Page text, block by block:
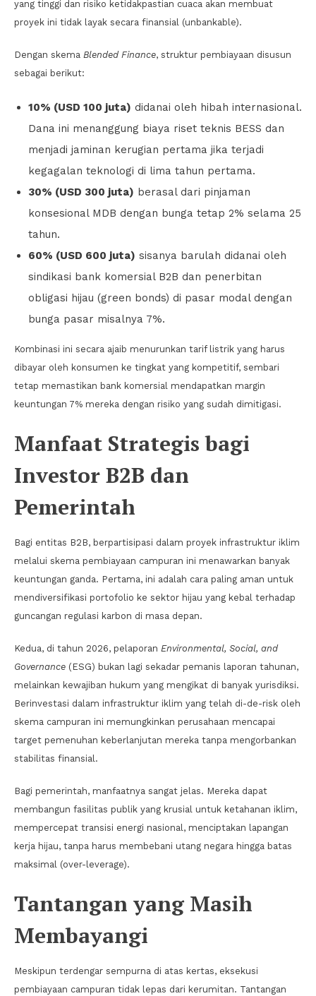
yang tinggi dan risiko ketidakpastian cuaca akan membuat
proyek ini tidak layak secara finansial (unbankable).
Dengan skema Blended Finance, struktur pembiayaan disusun
sebagai berikut:
10% (USD 100 juta) didanai oleh hibah internasional.
Dana ini menanggung biaya riset teknis BESS dan
menjadi jaminan kerugian pertama jika terjadi
kegagalan teknologi di lima tahun pertama.
30% (USD 300 juta) berasal dari pinjaman
konsesional MDB dengan bunga tetap 2% selama 25
tahun.
60% (USD 600 juta) sisanya barulah didanai oleh
sindikasi bank komersial B2B dan penerbitan
obligasi hijau (green bonds) di pasar modal dengan
bunga pasar misalnya 7%.
Kombinasi ini secara ajaib menurunkan tarif listrik yang harus
dibayar oleh konsumen ke tingkat yang kompetitif, sembari
tetap memastikan bank komersial mendapatkan margin
keuntungan 7% mereka dengan risiko yang sudah dimitigasi.
Manfaat Strategis bagi
Investor B2B dan
Pemerintah
Bagi entitas B2B, berpartisipasi dalam proyek infrastruktur iklim
melalui skema pembiayaan campuran ini menawarkan banyak
keuntungan ganda. Pertama, ini adalah cara paling aman untuk
mendiversifikasi portofolio ke sektor hijau yang kebal terhadap
guncangan regulasi karbon di masa depan.
Kedua, di tahun 2026, pelaporan Environmental, Social, and
Governance (ESG) bukan lagi sekadar pemanis laporan tahunan,
melainkan kewajiban hukum yang mengikat di banyak yurisdiksi.
Berinvestasi dalam infrastruktur iklim yang telah di-de-risk oleh
skema campuran ini memungkinkan perusahaan mencapai
target pemenuhan keberlanjutan mereka tanpa mengorbankan
stabilitas finansial.
Bagi pemerintah, manfaatnya sangat jelas. Mereka dapat
membangun fasilitas publik yang krusial untuk ketahanan iklim,
mempercepat transisi energi nasional, menciptakan lapangan
kerja hijau, tanpa harus membebani utang negara hingga batas
maksimal (over-leverage).
Tantangan yang Masih
Membayangi
Meskipun terdengar sempurna di atas kertas, eksekusi
pembiayaan campuran tidak lepas dari kerumitan. Tantangan